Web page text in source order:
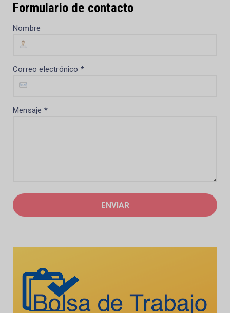
Formulario de contacto
Nombre
Correo electrónico *
Mensaje *